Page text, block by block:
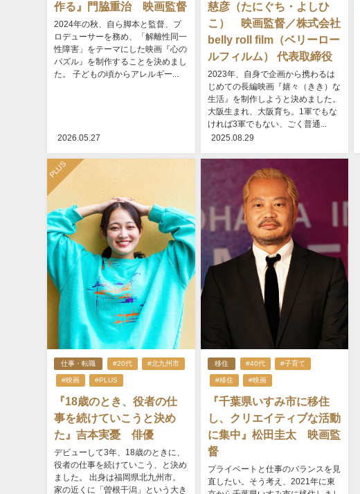
作る』門脇重治 映画監督
2024年の秋、自ら脚本と監督、プ
ロデューサーを務め、「解離性同一
性障害」をテーマにした映画『心の
パズル』を制作することを決めまし
た。 子どもの頃からアレルギー...
2026.05.27
慈彦（たにぐち・よしひ
こ） 映画監督／株式会社
belly roll film（ベリーロー
ルフィルム） 代表取締役
2023年、自身で企画から携わるは
じめての長編映画『嬉々（きき）な
生活』を制作しようと決めました。
大阪生まれ、大阪育ち。1軍でもな
ければ3軍でもない、ごく普通...
2025.08.29
PLUS
仕事・転職 #20代 #北九州市
#映画 #PLUS
『18歳のとき、役者の仕
事を続けていこうと決め
た』吉本実憂 俳優
デビューして3年、18歳のときに、
役者の仕事を続けていこう、と決め
ました。 出身は福岡県北九州市。
家の近くに「曽根干潟」という大き
移住 #40代 #子育て
#移住 #映画
『千葉県いすみ市に移住
し、クリエイティブな活動
に集中』松田圭太 映画監
督
プライベートと仕事のバランスを見
直したい。そう考え、2021年に東